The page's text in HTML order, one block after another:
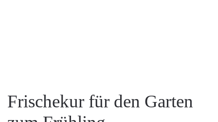
Frischekur für den Garten